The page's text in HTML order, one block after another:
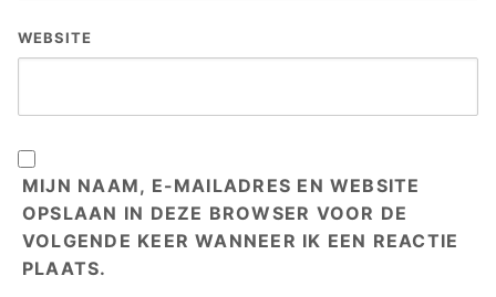
WEBSITE
MIJN NAAM, E-MAILADRES EN WEBSITE
OPSLAAN IN DEZE BROWSER VOOR DE
VOLGENDE KEER WANNEER IK EEN REACTIE
PLAATS.